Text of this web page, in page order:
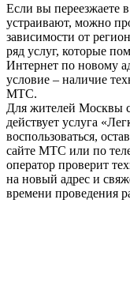
Если вы переезжаете
устраивают, можно
зависимости от
ряд услуг, которые
Интернет по новому
условие – наличие
МТС.
Для жителей Москвы
действует услуга
воспользоваться,
сайте МТС или по
оператор проверит
на новый адрес и
времени проведения